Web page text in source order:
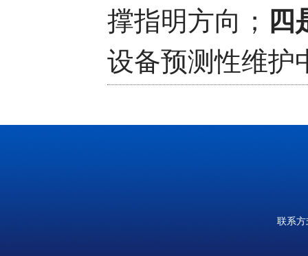
撑指明方向； 四
设备预测性维护
享、技术对接联系